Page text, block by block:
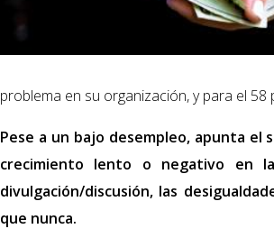
problema en su organización, y para el
Pese a un bajo desempleo, apunta
crecimiento lento o negativo en
divulgación/discusión, las
que nunca.